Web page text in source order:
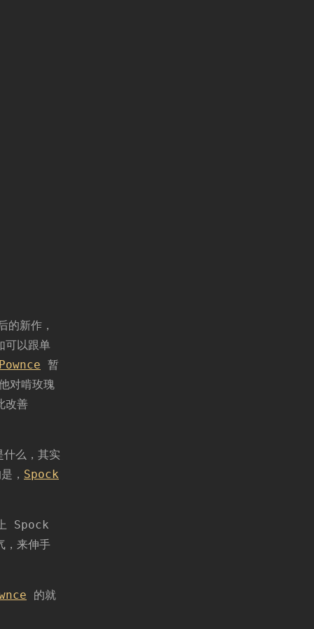
的新作，
可以跟单
Pownce 暂
对啃玫瑰
改善
什么，其实
， Spock
Spock
，来伸手
的就